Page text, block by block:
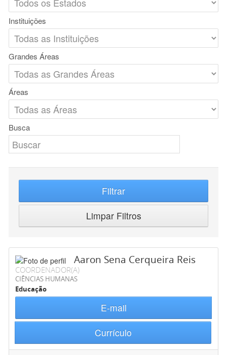
Instituições
Grandes Áreas
Áreas
Busca
Filtrar
Limpar Filtros
Aaron Sena Cerqueira Reis
COORDENADOR(A)
CIÊNCIAS HUMANAS
Educação
E-mail
Currículo